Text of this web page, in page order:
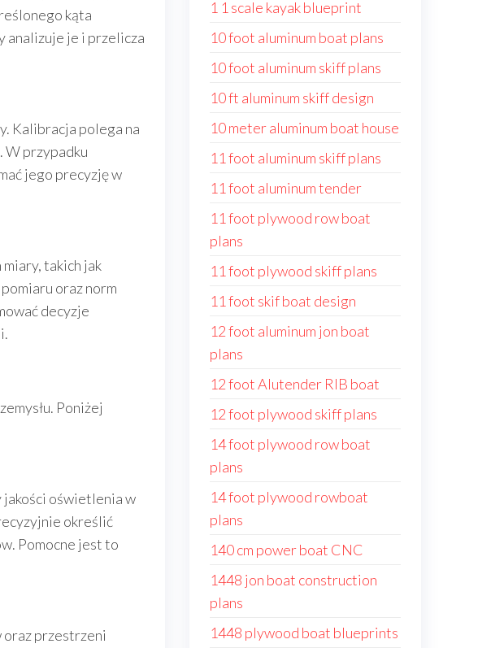
kąta
analizuje je i przelicza
Kalibracja polega na
W przypadku
jego precyzję w
takich jak
oraz norm
decyzje
Poniżej
oświetlenia w
określić
Pomocne jest to
przestrzeni
1 1 scale kayak blueprint
10 foot aluminum boat plans
10 foot aluminum skiff plans
10 ft aluminum skiff design
10 meter aluminum boat house
11 foot aluminum skiff plans
11 foot aluminum tender
11 foot plywood row boat
plans
11 foot plywood skiff plans
11 foot skif boat design
12 foot aluminum jon boat
plans
12 foot Alutender RIB boat
12 foot plywood skiff plans
14 foot plywood row boat
plans
14 foot plywood rowboat
plans
140 cm power boat CNC
1448 jon boat construction
plans
1448 plywood boat blueprints